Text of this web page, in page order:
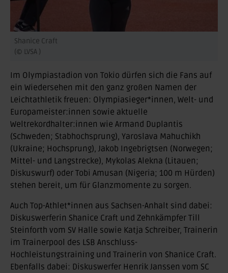
Shanice Craft
(© LVSA )
Im Olympiastadion von Tokio dürfen sich die Fans auf
ein Wiedersehen mit den ganz großen Namen der
Leichtathletik freuen: Olympiasieger*innen, Welt- und
Europameister:innen sowie aktuelle
Weltrekordhalter:innen wie Armand Duplantis
(Schweden; Stabhochsprung), Yaroslava Mahuchikh
(Ukraine; Hochsprung), Jakob Ingebrigtsen (Norwegen;
Mittel- und Langstrecke), Mykolas Alekna (Litauen;
Diskuswurf) oder Tobi Amusan (Nigeria; 100 m Hürden)
stehen bereit, um für Glanzmomente zu sorgen.
Auch Top-Athlet*innen aus Sachsen-Anhalt sind dabei:
Diskuswerferin Shanice Craft und Zehnkämpfer Till
Steinforth vom SV Halle sowie Katja Schreiber, Trainerin
im Trainerpool des LSB Anschluss-
Hochleistungstraining und Trainerin von Shanice Craft.
Ebenfalls dabei: Diskuswerfer Henrik Janssen vom SC